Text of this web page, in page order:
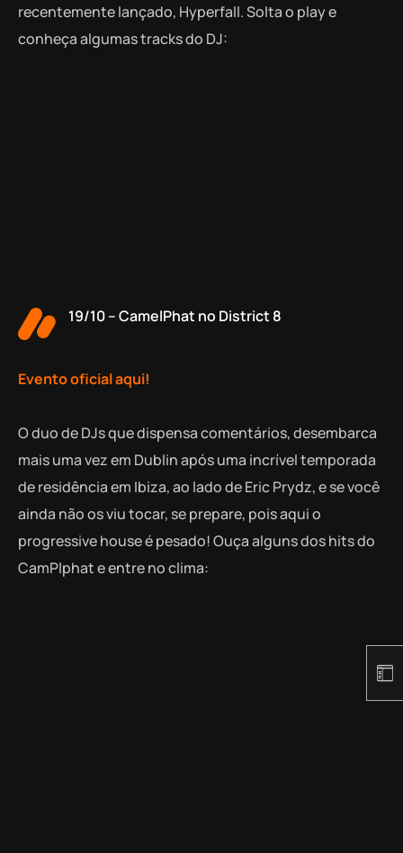
recentemente lançado, Hyperfall. Solta o play e
conheça algumas tracks do DJ:
19/10 – CamelPhat no District 8
Evento oficial aqui!
O duo de DJs que dispensa comentários, desembarca
mais uma vez em Dublin após uma incrível temporada
de residência em Ibiza, ao lado de Eric Prydz, e se você
ainda não os viu tocar, se prepare, pois aqui o
progressive house é pesado! Ouça alguns dos hits do
CamPlphat e entre no clima: